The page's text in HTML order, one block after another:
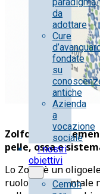
da
adottare
Cure
fondate
su
antiche
Azienda
a
vocazione
sociale
I nostri
obiettivi
Cemon
Zolfo:
pelle, ossa e
Lo Zolfo è un
ruolo fondamentale